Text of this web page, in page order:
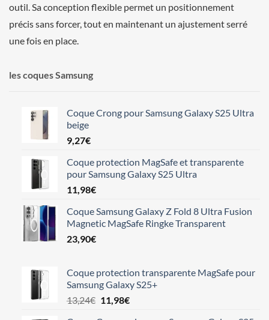
outil. Sa conception flexible permet un positionnement
précis sans forcer, tout en maintenant un ajustement serré
une fois en place.
les coques Samsung
Coque Crong pour Samsung Galaxy S25 Ultra
beige
9,27€
Coque protection MagSafe et transparente
pour Samsung Galaxy S25 Ultra
11,98€
Coque Samsung Galaxy Z Fold 8 Ultra Fusion
Magnetic MagSafe Ringke Transparent
23,90€
Coque protection transparente MagSafe pour
Samsung Galaxy S25+
13,24€ Le
11,98€Le